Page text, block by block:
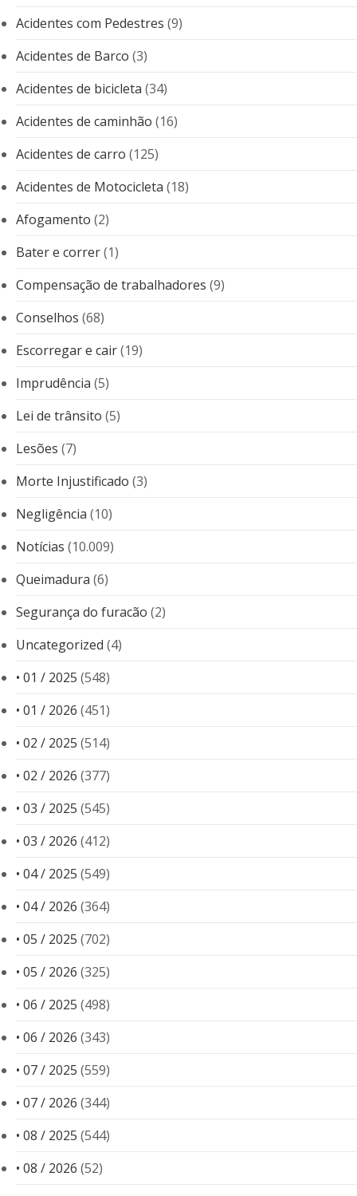
Acidentes com Pedestres (9)
Acidentes de Barco (3)
Acidentes de bicicleta (34)
Acidentes de caminhão (16)
Acidentes de carro (125)
Acidentes de Motocicleta (18)
Afogamento (2)
Bater e correr(1)
Compensação de trabalhadores (9)
Conselhos (68)
Escorregar e cair(19)
Imprudência (5)
Lei de trânsito (5)
Lesões (7)
Morte Injustificado (3)
Negligência (10)
Notícias (10.009)
Queimadura (6)
Segurança do furacão (2)
Uncategorized (4)
• 01 / 2025 (548)
• 01 / 2026 (451)
• 02 / 2025 (514)
• 02 / 2026 (377)
• 03 / 2025 (545)
• 03 / 2026 (412)
• 04 / 2025 (549)
• 04 / 2026 (364)
• 05 / 2025 (702)
• 05 / 2026 (325)
• 06 / 2025 (498)
• 06 / 2026 (343)
• 07 / 2025 (559)
• 07 / 2026 (344)
• 08 / 2025 (544)
• 08 / 2026 (52)